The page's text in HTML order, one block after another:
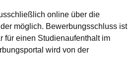
online über die
möglich. Bewerbungsschluss ist
für einen Studienaufenthalt im
wird von der